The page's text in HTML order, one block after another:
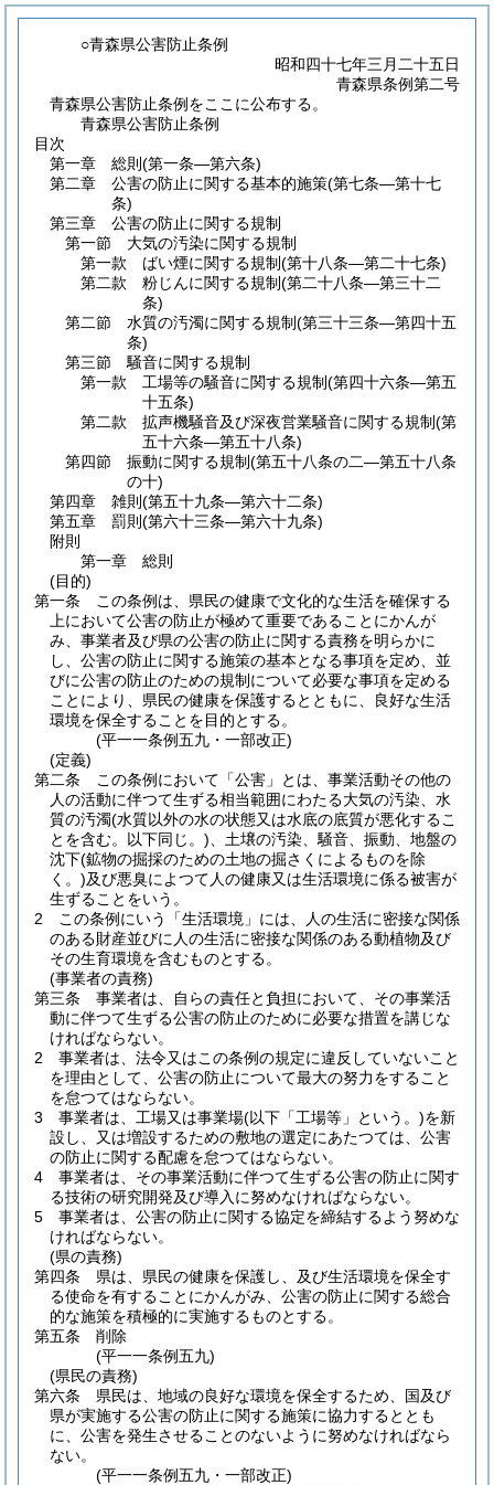
○青森県公害防止条例
昭和四十七年三月二十五日
青森県条例第二号
青森県公害防止条例をここに公布する。
青森県公害防止条例
目次
第一章
総則 (第一条―第六条)
第二章
公害の防止に関する基本的施策(第七条―第十七
条)
第三章
公害の防止に関する規制
第一節
大気の汚染に関する規制
第一款
ばい煙に関する規制(第十八条―第二十七条)
第二款
粉じんに関する規制(第二十八条―第三十二
条)
第二節
水質の汚濁に関する規制(第三十三条―第四十五
条)
第三節
騒音に関する規制
第一款
工場等の騒音に関する規制(第四十六条―第五
十五条)
第二款
拡声機騒音及び深夜営業騒音に関する規制(第
五十六条―第五十八条)
第四節
振動に関する規制(第五十八条の二―第五十八条
の十)
第四章
雑則 (第五十九条―第六十二条)
第五章
罰則 (第六十三条―第六十九条)
附則
第一章
総則
(目的)
第一条
この条例は、県民の健康で文化的な生活を確保する
上において公害の防止が極めて重要であることにかんが
み、事業者及び県の公害の防止に関する責務を明らかに
し、公害の防止に関する施策の基本となる事項を定め、並
びに公害の防止のための規制について必要な事項を定める
ことにより、県民の健康を保護するとともに、良好な生活
環境を保全することを目的とする。
(平一一条例五九・一部改正)
(定義)
第二条
この条例において「公害」とは、事業活動その他の
人の活動に伴つて生ずる相当範囲にわたる大気の汚染、水
質の汚濁(水質以外の水の状態又は水底の底質が悪化するこ
とを含む。以下同じ。) 、土壌の汚染、騒音、振動、地盤の
沈下(鉱物の掘採のための土地の掘さくによるものを除
く。)及び悪臭によつて人の健康又は生活環境に係る被害が
生ずることをいう。
2
この条例にいう「生活環境」には、人の生活に密接な関係
のある財産並びに人の生活に密接な関係のある動植物及び
その生育環境を含むものとする。
(事業者の責務)
第三条
事業者は、自らの責任と負担において、その事業活
動に伴つて生ずる公害の防止のために必要な措置を講じな
ければならない。
2
事業者は、法令又はこの条例の規定に違反していないこと
を理由として、公害の防止について最大の努力をすること
を怠つてはならない。
3
事業者は、工場又は事業場(以下「工場等」という。)を新
設し、又は増設するための敷地の選定にあたつては、公害
の防止に関する配慮を怠つてはならない。
4
事業者は、その事業活動に伴つて生ずる公害の防止に関す
る技術の研究開発及び導入に努めなければならない。
5
事業者は、公害の防止に関する協定を締結するよう努めな
ければならない。
(県の責務)
第四条
県は、県民の健康を保護し、及び生活環境を保全す
る使命を有することにかんがみ、公害の防止に関する総合
的な施策を積極的に実施するものとする。
第五条
削除
(平一一条例五九)
(県民の責務)
第六条
県民は、地域の良好な環境を保全するため、国及び
県が実施する公害の防止に関する施策に協力するととも
に、公害を発生させることのないように努めなければなら
ない。
(平一一条例五九・一部改正)